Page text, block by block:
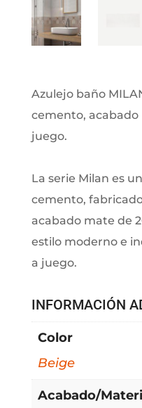
Azulejo baño
cemento,
juego.
La serie Milan es
cemento,
acabado mate de
estilo moderno e
a juego.
INFORMACIÓN
Color
Beige
Acabado/